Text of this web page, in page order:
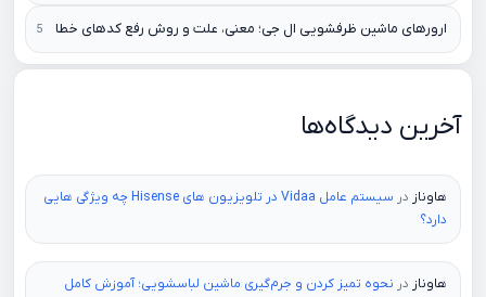
ارورهای ماشین ظرفشویی ال جی؛ معنی، علت و روش رفع کدهای خطا
آخرین دیدگاه‌ها
هاوناز در
سیستم عامل Vidaa در تلویزیون های Hisense چه ویژگی هایی
دارد؟
هاوناز در نحوه تمیز کردن و جرم‌گیری ماشین لباسشویی؛ آموزش کامل